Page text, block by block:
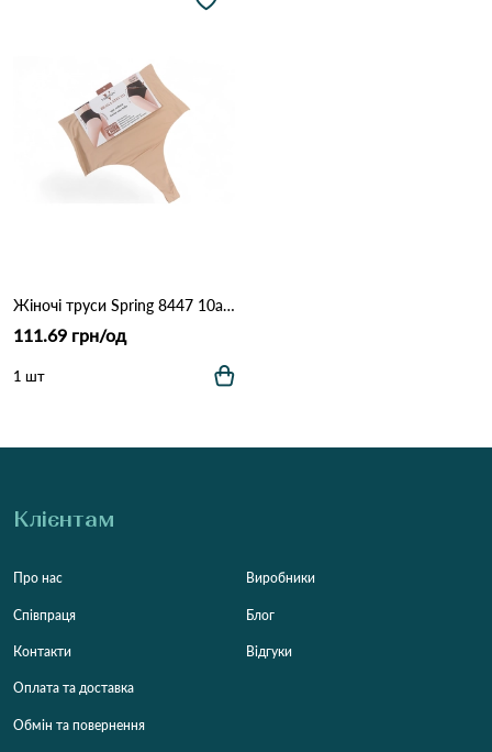
Жіночі труси Spring 8447 10а Бежевий
111.69 грн/од
1 шт
Клієнтам
Про нас
Співпраця
Контакти
Оплата та доставка
Обмін та повернення
Виробники
Блог
Відгуки